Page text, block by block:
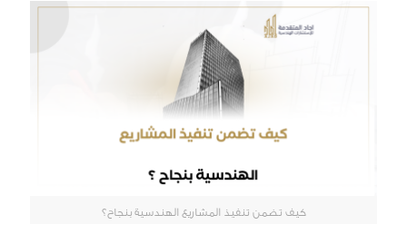
كيف تضمن تنفيذ المشاريع الهندسية بنجاح؟